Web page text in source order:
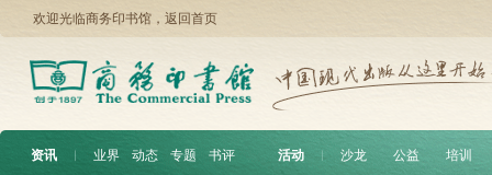
欢迎光临商务印书馆， 返回首页
资讯 ︱ 业界 动态 专题
书评
活动 沙龙 公益
培训